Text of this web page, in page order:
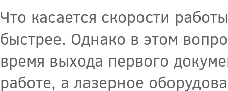
Что касается скорости
быстрее. Однако в этом
время выхода первого
работе, а лазерное